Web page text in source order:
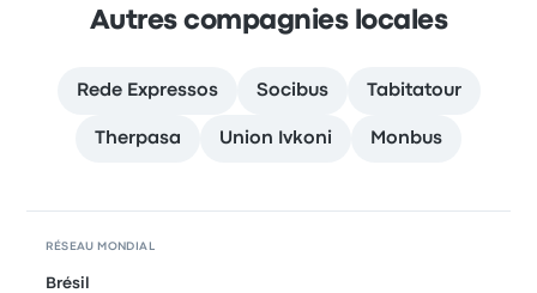
Autres compagnies locales
Rede Expressos Socibus Tabitatour
Therpasa Union Ivkoni Monbus
RÉSEAU MONDIAL
Brésil